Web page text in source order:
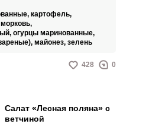
являются грибы, это могут быть
небольшие опята или
шампиньоны.
картофель,
морковь,
огурцы маринованные,
майонез, зелень
428 0
Салат «Лесная поляна» с
ветчиной